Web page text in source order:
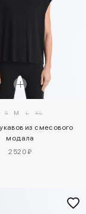
S M L XL
из смесового
модала
2520 ₽